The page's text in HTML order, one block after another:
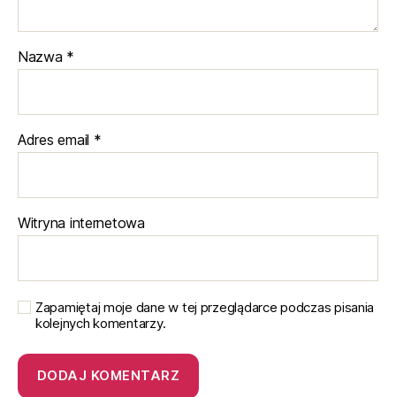
Nazwa *
Adres email *
Witryna internetowa
Zapamiętaj moje dane w tej przeglądarce podczas pisania
kolejnych komentarzy.